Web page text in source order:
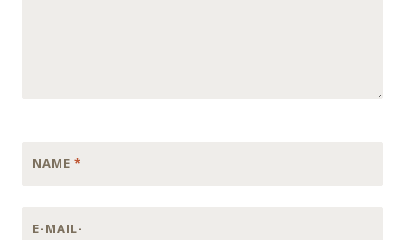
NAME *
E-MAIL-